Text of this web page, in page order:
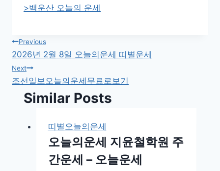
>백운산 오늘의 운세
글
탐
색
Previous
2026년 2월 8일 오늘의운세 띠별운세
Next
조선일보오늘의운세무료로보기
Similar Posts
띠별오늘의운세
오늘의운세 지윤철학원 주
간운세 – 오늘운세